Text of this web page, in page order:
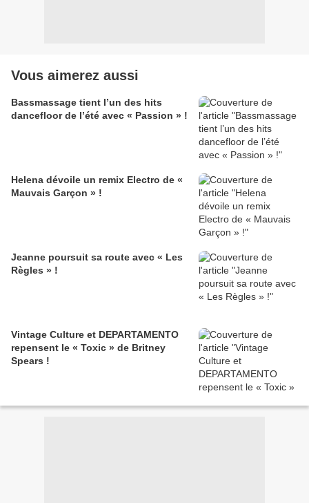
Vous aimerez aussi
Bassmassage tient l’un des hits
dancefloor de l’été avec « Passion » !
Helena dévoile un remix Electro de «
Mauvais Garçon » !
Jeanne poursuit sa route avec « Les
Règles » !
Vintage Culture et DEPARTAMENTO
repensent le « Toxic » de Britney
Spears !